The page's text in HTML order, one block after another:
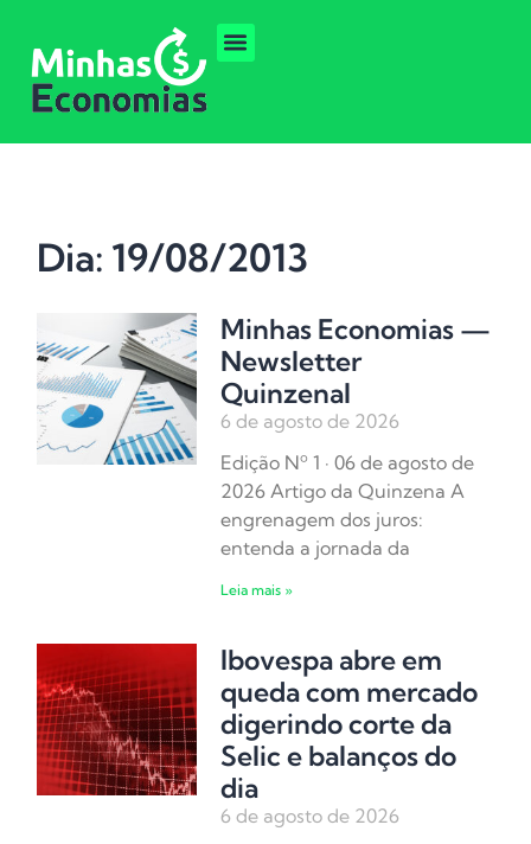
Dia: 19/08/2013
Minhas Economias —
Newsletter
Quinzenal
6 de agosto de 2026
Edição Nº 1 · 06 de agosto de
2026 Artigo da Quinzena A
engrenagem dos juros:
entenda a jornada da
Leia mais »
Ibovespa abre em
queda com mercado
digerindo corte da
Selic e balanços do
dia
6 de agosto de 2026